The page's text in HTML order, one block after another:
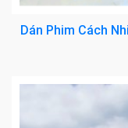
Dán Phim Cách